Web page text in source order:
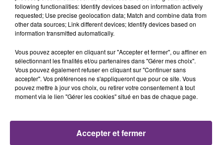
Mr Know It All Stay With Me
8h43
8h43 8h35
8h35
following functionalities: Identify devices based on information actively
requested; Use precise geolocation data; Match and combine data from
other data sources; Link different devices; Identify devices based on
information transmitted automatically.
Vous pouvez accepter en cliquant sur "Accepter et fermer", ou affiner en
sélectionnant les finalités et/ou partenaires dans "Gérer mes choix".
Vous pouvez également refuser en cliquant sur "Continuer sans
accepter". Vos préférences ne s'appliqueront que pour ce site. Vous
pouvez mettre à jour vos choix, ou retirer votre consentement à tout
moment via le lien "Gérer les cookies" situé en bas de chaque page.
Accepter et fermer